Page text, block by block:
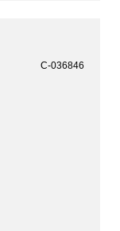
C-036846